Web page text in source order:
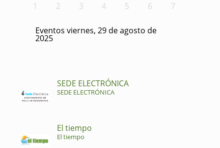
1
2 3 4 5 6 7
Eventos viernes, 29 de agosto de
2025
SEDE ELECTRÓNICA
SEDE ELECTRÓNICA
El tiempo
El tiempo